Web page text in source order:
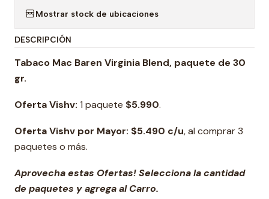
Mostrar stock de ubicaciones
DESCRIPCIÓN
Tabaco Mac Baren Virginia Blend, paquete de 30
gr.
Oferta Vishv: 1 paquete $5.990.
Oferta Vishv por Mayor: $5.490 c/u, al comprar 3
paquetes o más.
Aprovecha estas Ofertas! Selecciona la cantidad
de paquetes y agrega al Carro.